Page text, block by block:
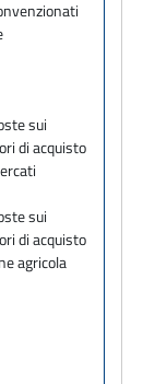
sui
di acquisto
sui
di acquisto
agricola